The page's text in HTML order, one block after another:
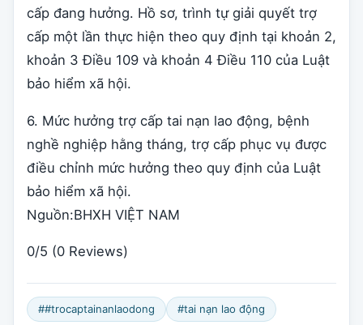
cấp đang hưởng. Hồ sơ, trình tự giải quyết trợ
cấp một lần thực hiện theo quy định tại khoản 2,
khoản 3 Điều 109 và khoản 4 Điều 110 của Luật
bảo hiểm xã hội.
6. Mức hưởng trợ cấp tai nạn lao động, bệnh
nghề nghiệp hằng tháng, trợ cấp phục vụ được
điều chỉnh mức hưởng theo quy định của Luật
bảo hiểm xã hội.
Nguồn:BHXH VIỆT NAM
0/5 (0 Reviews)
##trocaptainanlaodong #tai nạn lao động